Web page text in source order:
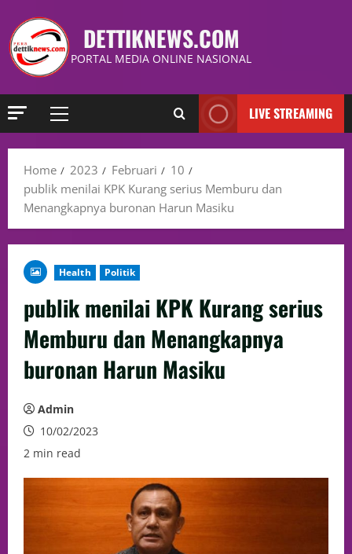
DETTIKNEWS.COM
PORTAL MEDIA ONLINE NASIONAL
LIVE STREAMING
Home 2023 Februari
10
publik menilai KPK Kurang serius Memburu dan
Menangkapnya buronan Harun Masiku
Health Politik
publik menilai KPK Kurang serius
Memburu dan Menangkapnya
buronan Harun Masiku
Admin
10/02/2023
2 min read